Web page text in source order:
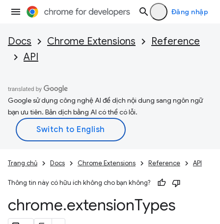
Đăng nhập
Docs Chrome Extensions
Reference
API
Google sử dụng công nghệ AI để dịch nội dung sang ngôn ngữ
bạn ưu tiên. Bản dịch bằng AI có thể có lỗi.
Trang chủ Docs Chrome Extensions Reference API
Thông tin này có hữu ích không cho bạn không?
chrome.extensionTypes